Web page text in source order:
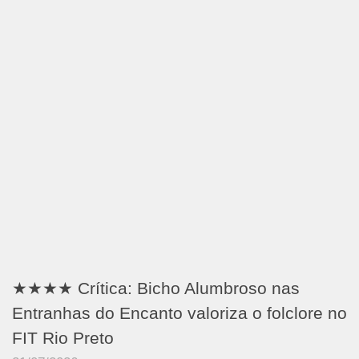
★★★★ Crítica: Bicho Alumbroso nas
Entranhas do Encanto valoriza o folclore no
FIT Rio Preto